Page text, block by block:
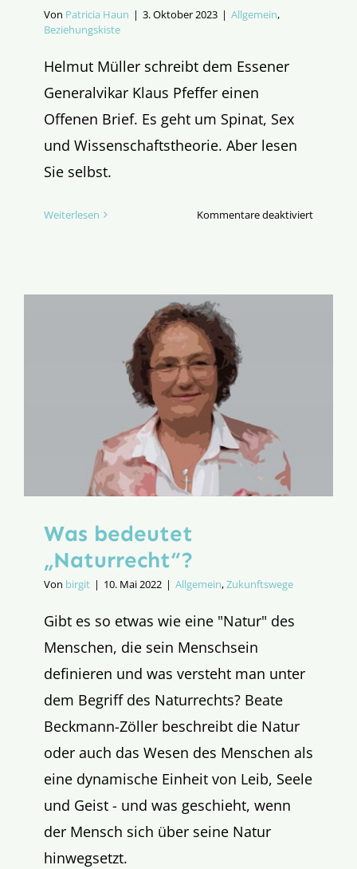
Von Patricia Haun | 3. Oktober 2023 | Allgemein,
Beziehungskiste
Helmut Müller schreibt dem Essener
Generalvikar Klaus Pfeffer einen
Offenen Brief. Es geht um Spinat, Sex
und Wissenschaftstheorie. Aber lesen
Sie selbst.
Weiterlesen Kommentare deaktiviertfür
Was bedeutet
„Naturrecht“?
Von birgit | 10. Mai 2022 | Allgemein,Zukunftswege
Gibt es so etwas wie eine "Natur" des
Menschen, die sein Menschsein
definieren und was versteht man unter
dem Begriff des Naturrechts? Beate
Beckmann-Zöller beschreibt die Natur
oder auch das Wesen des Menschen als
eine dynamische Einheit von Leib, Seele
und Geist - und was geschieht, wenn
der Mensch sich über seine Natur
hinwegsetzt.